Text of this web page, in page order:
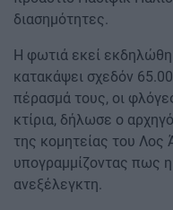
διασημότητες.
Η φωτιά εκεί
κατακάψει σχεδόν
πέρασμά τους, οι
κτίρια, δήλωσε ο
της κομητείας του Λος
υπογραμμίζοντας πως
ανεξέλεγκτη.